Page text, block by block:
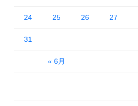
« 6月
24 25 26 27
31